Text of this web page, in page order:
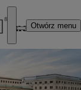
Otwórz menu